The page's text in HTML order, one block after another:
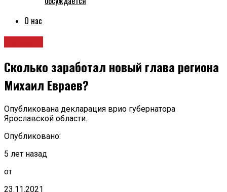
О нас
Сколько заработал новый глава региона
Михаил Евраев?
Опубликована декларация врио губернатора
Ярославской области.
Опубликовано:
5 лет назад
от
23.11.2021